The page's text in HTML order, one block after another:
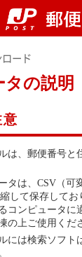
ード
の説明
意
は、郵便番号と
タは、CSV（可
して保存してお
コンピュータに
の上ご使用くだ
には検索ソフト